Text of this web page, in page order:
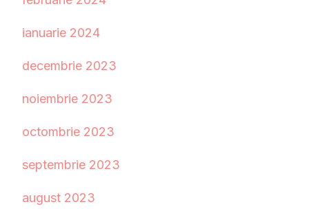
ianuarie 2024
decembrie 2023
noiembrie 2023
octombrie 2023
septembrie 2023
august 2023